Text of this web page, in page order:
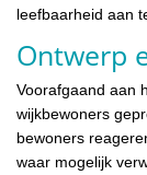
leefbaarheid aan
Ontwerp
Voorafgaand aan
wijkbewoners
bewoners
waar mogelijk